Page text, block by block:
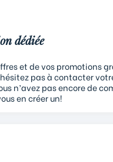
dédiée
et de vos promotions
pas à contacter
n’avez pas encore de
en créer un!